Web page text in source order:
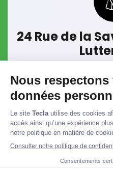
24 Rue de la